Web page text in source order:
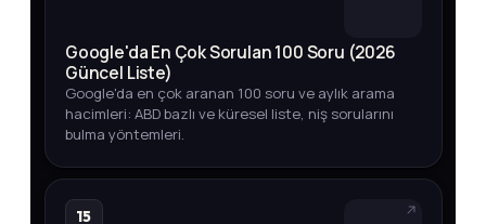
Google'da En Çok Sorulan 100 Soru (2026
Güncel Liste)
Google'da en çok aranan 100 soru ve aylık arama
hacimleri: ABD bazlı ve küresel liste, niş sorularını
bulma yöntemleri.
15